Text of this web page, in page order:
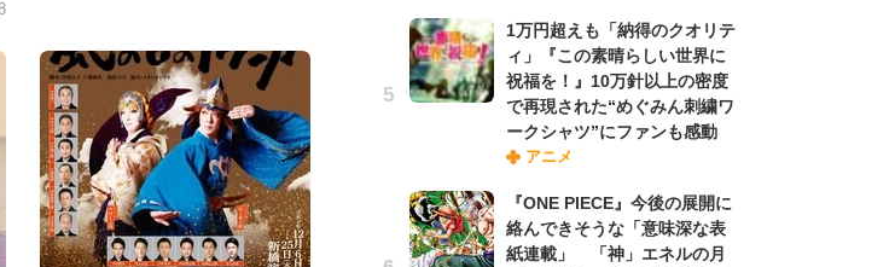
1万円超えも「納得のクオリテ
ィ」『この素晴らしい世界に
祝福を！』10万針以上の密度
で再現された“めぐみん刺繍ワ
ークシャツ”にファンも感動
アニメ
『ONE PIECE』今後の展開に
絡んできそうな「意味深な表
紙連載」 「神」エネルの月